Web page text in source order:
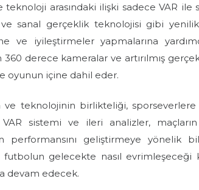
arasındaki ilişki sadece VAR ile
ve sanal gerçeklik teknolojisi gibi
ve iyileştirmeler yapmalarına
360 derece kameralar ve artırılmış
oyunun içine dahil eder.
ve teknolojinin birlikteliği, sporseverlere
VAR sistemi ve ileri analizler,
performansını geliştirmeye yönelik
futbolun gelecekte nasıl
devam edecek.